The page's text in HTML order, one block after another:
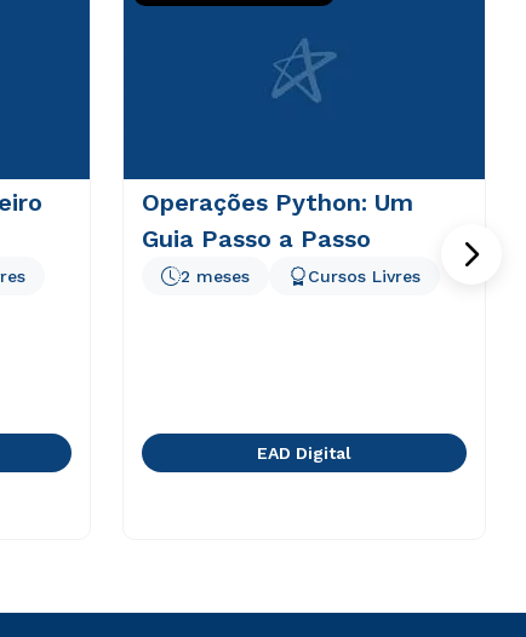
Operações Python: Um
Guia Passo a Passo
2 meses Cursos Livres
EAD Digital